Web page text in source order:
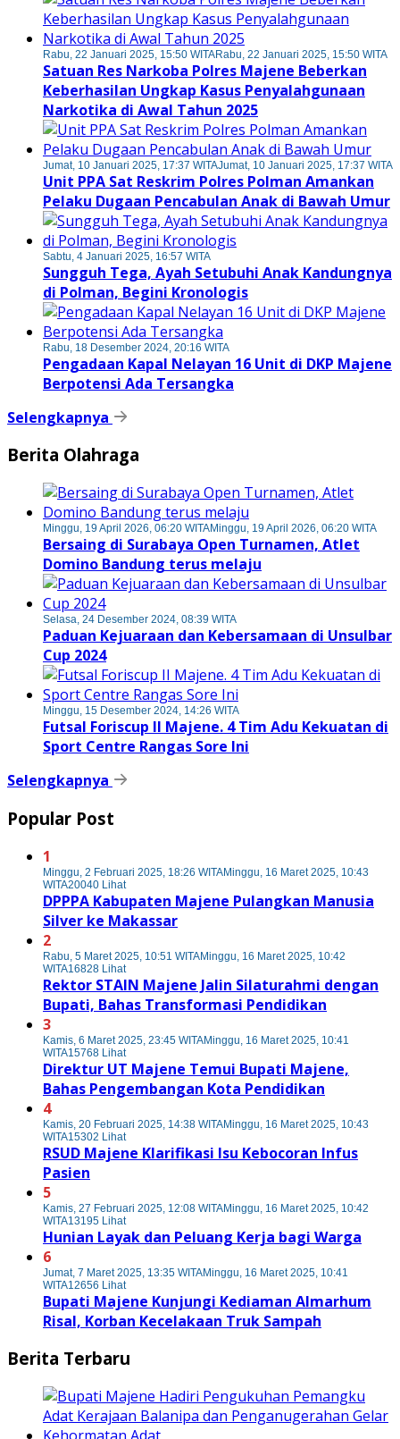
Rabu, 22 Januari 2025, 15:50 WITARabu, 22 Januari 2025, 15:50 WITA
Satuan Res Narkoba Polres Majene Beberkan
Keberhasilan Ungkap Kasus Penyalahgunaan
Narkotika di Awal Tahun 2025
Jumat, 10 Januari 2025, 17:37 WITAJumat, 10 Januari 2025, 17:37 WITA
Unit PPA Sat Reskrim Polres Polman Amankan
Pelaku Dugaan Pencabulan Anak di Bawah Umur
Sabtu, 4 Januari 2025, 16:57 WITA
Sungguh Tega, Ayah Setubuhi Anak Kandungnya
di Polman, Begini Kronologis
Rabu, 18 Desember 2024, 20:16 WITA
Pengadaan Kapal Nelayan 16 Unit di DKP Majene
Berpotensi Ada Tersangka
Selengkapnya
Berita Olahraga
Minggu, 19 April 2026, 06:20 WITAMinggu, 19 April 2026, 06:20 WITA
Bersaing di Surabaya Open Turnamen, Atlet
Domino Bandung terus melaju
Selasa, 24 Desember 2024, 08:39 WITA
Paduan Kejuaraan dan Kebersamaan di Unsulbar
Cup 2024
Minggu, 15 Desember 2024, 14:26 WITA
Futsal Foriscup II Majene. 4 Tim Adu Kekuatan di
Sport Centre Rangas Sore Ini
Selengkapnya
Popular Post
1
Minggu, 2 Februari 2025, 18:26 WITAMinggu, 16 Maret 2025, 10:43
WITA20040 Lihat
DPPPA Kabupaten Majene Pulangkan Manusia
Silver ke Makassar
2
Rabu, 5 Maret 2025, 10:51 WITAMinggu, 16 Maret 2025, 10:42
WITA16828 Lihat
Rektor STAIN Majene Jalin Silaturahmi dengan
Bupati, Bahas Transformasi Pendidikan
3
Kamis, 6 Maret 2025, 23:45 WITAMinggu, 16 Maret 2025, 10:41
WITA15768 Lihat
Direktur UT Majene Temui Bupati Majene,
Bahas Pengembangan Kota Pendidikan
4
Kamis, 20 Februari 2025, 14:38 WITAMinggu, 16 Maret 2025, 10:43
WITA15302 Lihat
RSUD Majene Klarifikasi Isu Kebocoran Infus
Pasien
5
Kamis, 27 Februari 2025, 12:08 WITAMinggu, 16 Maret 2025, 10:42
WITA13195 Lihat
Hunian Layak dan Peluang Kerja bagi Warga
6
Jumat, 7 Maret 2025, 13:35 WITAMinggu, 16 Maret 2025, 10:41
WITA12656 Lihat
Bupati Majene Kunjungi Kediaman Almarhum
Risal, Korban Kecelakaan Truk Sampah
Berita Terbaru